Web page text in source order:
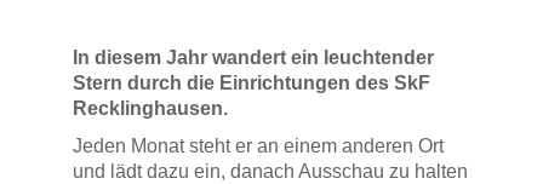
In diesem Jahr wandert ein leuchtender
Stern durch die Einrichtungen des SkF
Recklinghausen.
Jeden Monat steht er an einem anderen Ort
und lädt dazu ein, danach Ausschau zu halten